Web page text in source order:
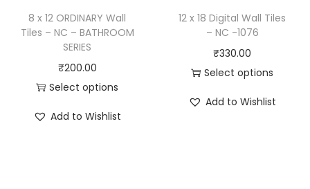
8 x 12 ORDINARY Wall
Tiles – NC – BATHROOM
SERIES
₹200.00
Select options
Add to Wishlist
12 x 18 Digital Wall Tiles
– NC -1076
₹330.00
Select options
Add to Wishlist